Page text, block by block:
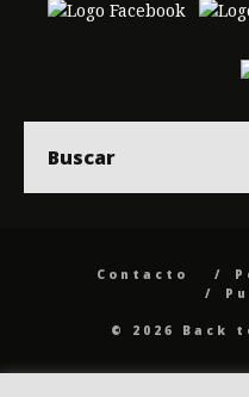
Contacto
© 2026 Back